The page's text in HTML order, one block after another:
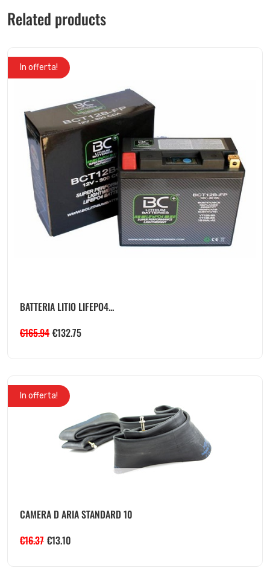
Related products
In offerta!
BATTERIA LITIO LIFEPO4...
€165.94 €132.75
In offerta!
CAMERA D ARIA STANDARD 10
€16.37 €13.10